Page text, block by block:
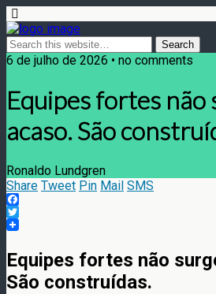
6 de julho de 2026 • no comments
Equipes fortes não
acaso. São
Ronaldo Lundgren
Share Tweet Pin Mail SMS
Facebook
Twitter
Equipes fortes não
São construídas.